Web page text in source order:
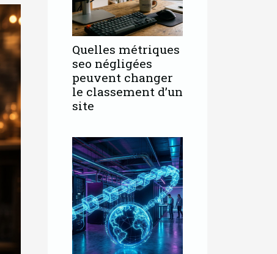
Quelles métriques
seo négligées
peuvent changer
le classement d’un
site